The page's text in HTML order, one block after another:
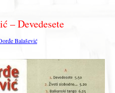
– Devedesete
Balašević